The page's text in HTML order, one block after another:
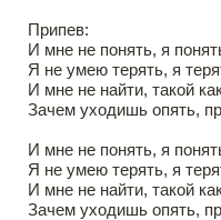
Припев:
И мне не понять, я
Я не умею терять, я
И мне не найти, такой
Зачем уходишь опять,
И мне не понять, я
Я не умею терять, я
И мне не найти, такой
Зачем уходишь опять,